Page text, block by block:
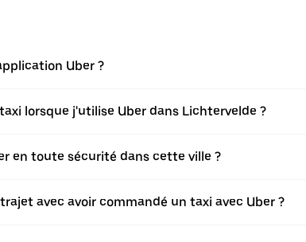
Uber ?
lorsque j'utilise Uber dans Lichtervelde ?
en toute sécurité dans cette ville ?
avec avoir commandé un taxi avec Uber ?